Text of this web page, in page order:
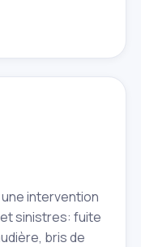
intervention
sinistres: fuite
bris de